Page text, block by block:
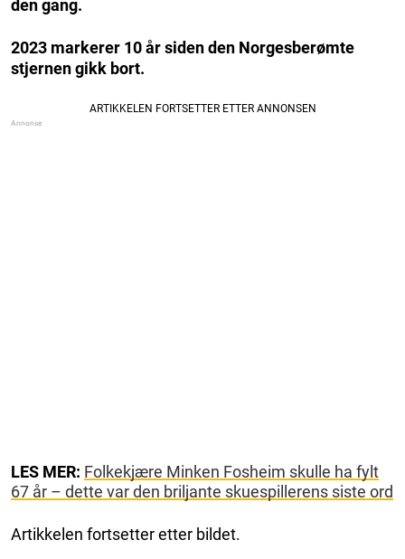
den gang.
2023 markerer 10 år siden den Norgesberømte
stjernen gikk bort.
LES MER: Folkekjære Minken Fosheim skulle ha fylt
67 år – dette var den briljante skuespillerens siste ord
Artikkelen fortsetter etter bildet.